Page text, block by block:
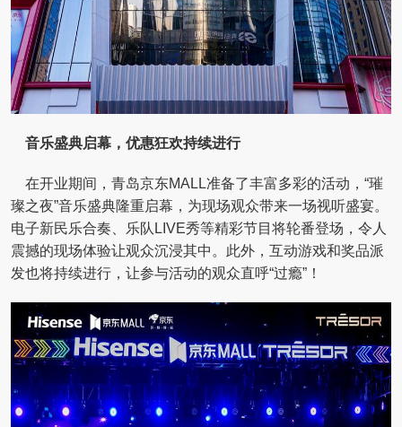
音乐盛典启幕，优惠狂欢持续进行
在开业期间，青岛京东MALL准备了丰富多彩的活动，“璀
璨之夜”音乐盛典隆重启幕，为现场观众带来一场视听盛宴。
电子新民乐合奏、乐队LIVE秀等精彩节目将轮番登场，令人
震撼的现场体验让观众沉浸其中。此外，互动游戏和奖品派
发也将持续进行，让参与活动的观众直呼“过瘾”！